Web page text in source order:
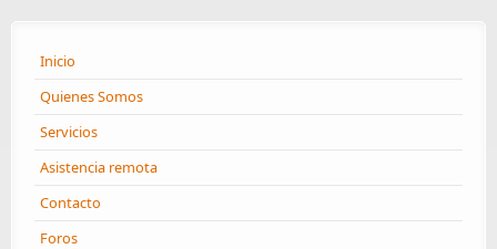
Inicio
Quienes Somos
Servicios
Asistencia remota
Contacto
Foros